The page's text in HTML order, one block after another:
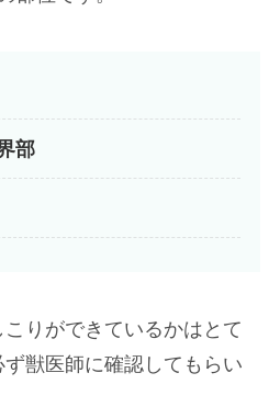
部
りができているかはとて
獣医師に確認してもらい